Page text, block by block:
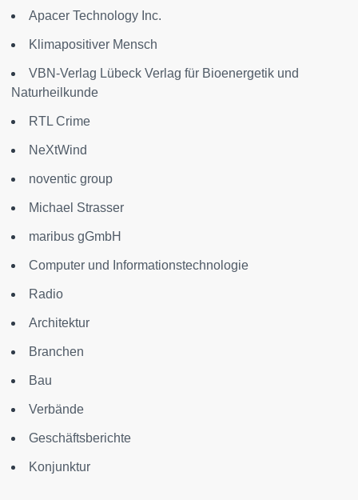
Apacer Technology Inc.
Klimapositiver Mensch
VBN-Verlag Lübeck Verlag für Bioenergetik und
Naturheilkunde
RTL Crime
NeXtWind
noventic group
Michael Strasser
maribus gGmbH
Computer und Informationstechnologie
Radio
Architektur
Branchen
Bau
Verbände
Geschäftsberichte
Konjunktur